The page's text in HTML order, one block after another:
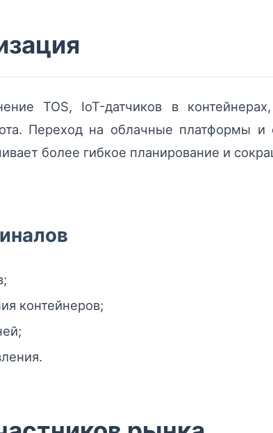
TOS, IoT-датчиков в
Переход на облачные платформы и
более гибкое планирование и
контейнеров;